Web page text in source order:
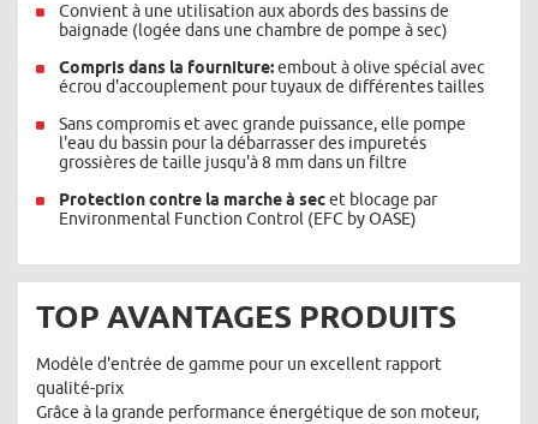
Convient à une utilisation aux abords des bassins de
baignade (logée dans une chambre de pompe à sec)
Compris dans la fourniture:embout à olive spécial avec
écrou d'accouplement pour tuyaux de différentes tailles
Sans compromis et avec grande puissance, elle pompe
l'eau du bassin pour la débarrasser des impuretés
grossières de taille jusqu'à 8 mm dans un filtre
Protection contre la marche à secet blocage par
Environmental Function Control (EFC by OASE)
TOP AVANTAGES PRODUITS
Modèle d'entrée de gamme pour un excellent rapport
qualité-prix
Grâce à la grande performance énergétique de son moteur,